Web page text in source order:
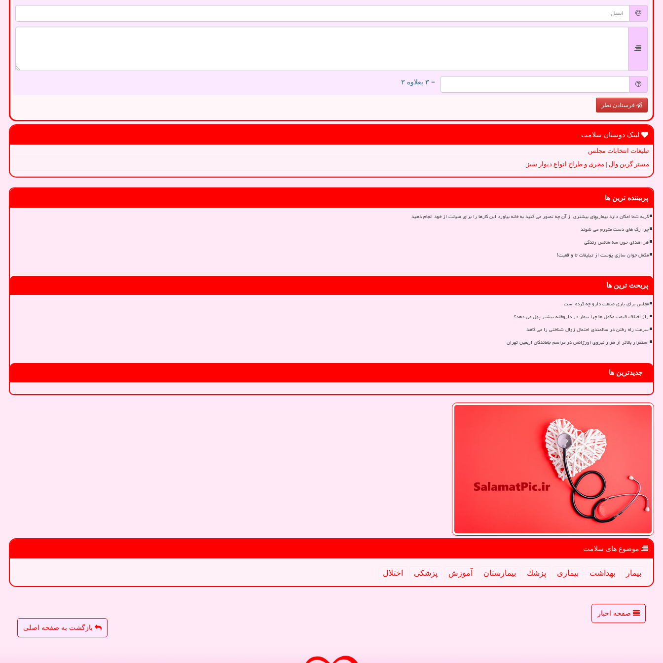
= ۳ بعلاوه ۳
فرستادن نظر
لینک دوستان سلامت
تبلیغات انتخابات مجلس
مستر گرین وال | مجری و طراح انواع دیوار سبز
پربیننده ترین ها
گربه شما امکان دارد بیماریهای بیشتری از آن چه تصور می کنید به خانه بیاورد این کارها را برای صیانت از خود انجام دهید
چرا رگ های دست متورم می شوند
هر اهدای خون سه شانس زندگی
مکمل جوان سازی پوست از تبلیغات تا واقعیت!
پربحث ترین ها
مجلس برای یاری صنعت دارو چه کرده است
راز اختلاف قیمت مکمل ها چرا بیمار در داروخانه بیشتر پول می دهد؟
سرعت راه رفتن در سالمندی احتمال زوال شناختی را می کاهد
استقرار بالاتر از هزار نیروی اورژانس در مراسم جاماندگان اربعین تهران
جدیدترین ها
موضوع های سلامت
بیمار بهداشت بیماری پزشك بیمارستان آموزش پزشكی اختلال
صفحه اخبار
بازگشت به صفحه اصلی